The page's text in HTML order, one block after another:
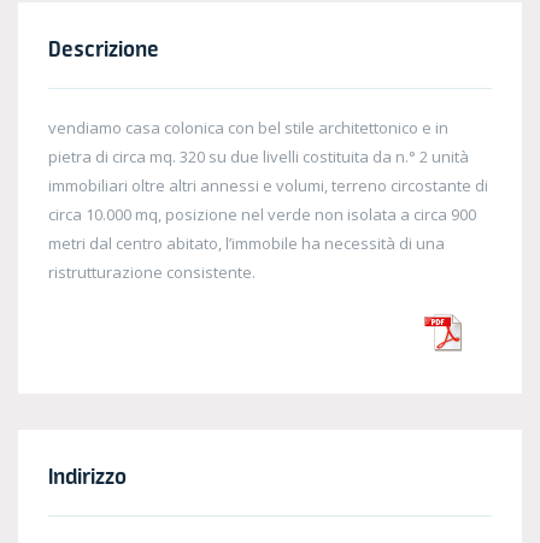
Descrizione
vendiamo casa colonica con bel stile architettonico e in
pietra di circa mq. 320 su due livelli costituita da n.° 2 unità
immobiliari oltre altri annessi e volumi, terreno circostante di
circa 10.000 mq, posizione nel verde non isolata a circa 900
metri dal centro abitato, l’immobile ha necessità di una
ristrutturazione consistente.
Indirizzo